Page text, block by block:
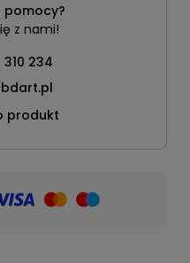
pomocy?
z nami!
310 234
produkt